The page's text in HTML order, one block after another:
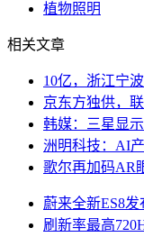
植物照明
相关文章
10亿，浙江宁
京东方独供，
韩媒：三星显
洲明科技：AI
歌尔再加码AR
蔚来全新ES8
刷新率最高